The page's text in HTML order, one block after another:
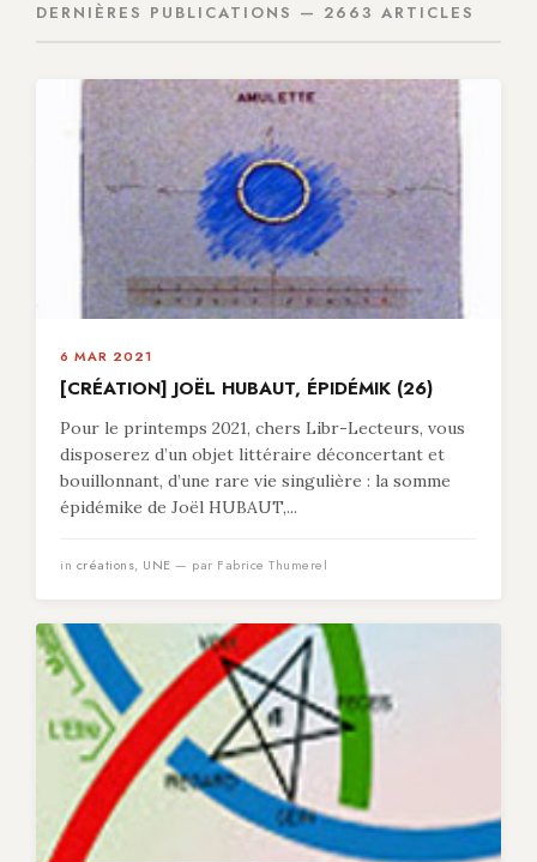
DERNIÈRES PUBLICATIONS — 2663 ARTICLES
6 MAR 2021
[CRÉATION] JOËL HUBAUT, ÉPIDÉMIK (26)
Pour le printemps 2021, chers Libr-Lecteurs, vous
disposerez d’un objet littéraire déconcertant et
bouillonnant, d’une rare vie singulière : la somme
épidémike de Joël HUBAUT,...
in créations, UNE — par Fabrice Thumerel